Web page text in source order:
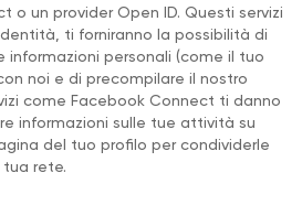
o un provider Open ID. Questi servizi
ti forniranno la possibilità di
personali (come il tuo
noi e di precompilare il nostro
come Facebook Connect ti danno
informazioni sulle tue attività su
del tuo profilo per condividerle
tua rete.